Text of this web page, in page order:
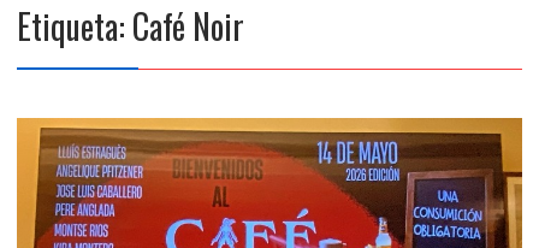
Etiqueta:Café Noir